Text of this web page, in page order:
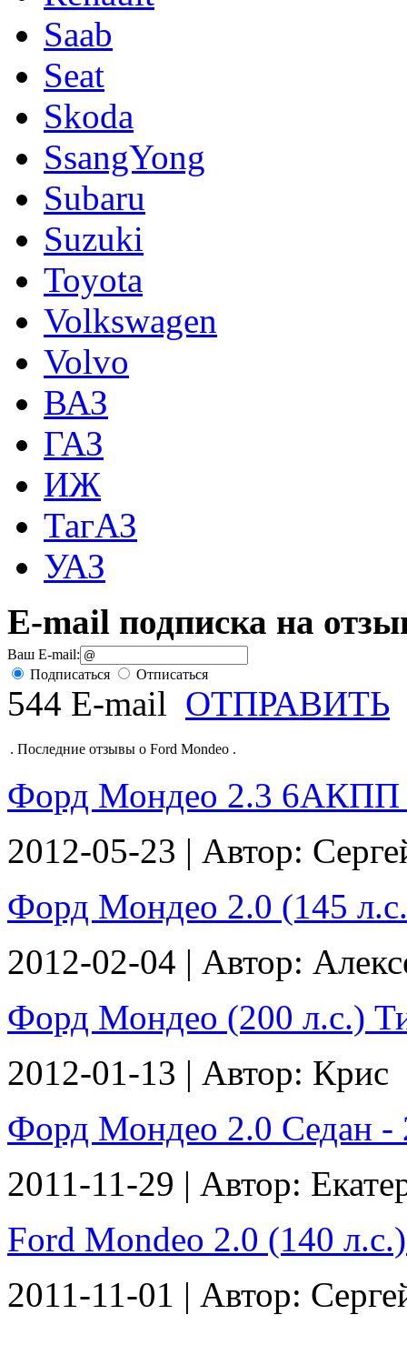
Saab
Seat
Skoda
SsangYong
Subaru
Suzuki
Toyota
Volkswagen
Volvo
ВАЗ
ГАЗ
ИЖ
ТагАЗ
УАЗ
E-mail подписка на
Ваш E-mail:
Подписаться
Отписаться
544 E-mail ОТПРАВИТЬ
. Последние отзывы о Ford Mondeo .
Форд Мондео 2.3 6АКПП
2012-05-23 | Автор:
Форд Мондео 2.0 (145
2012-02-04 | Автор:
Форд Мондео (200 л.с.)
2012-01-13 | Автор: Крис
Форд Мондео 2.0 Седан -
2011-11-29 | Автор:
Ford Mondeo 2.0 (140
2011-11-01 | Автор: